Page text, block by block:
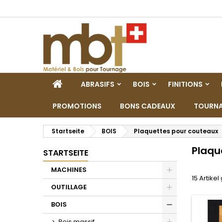
STARTSEITE
ABRASIFS BOIS FINITIONS
PROMOTIONS BONS CADEAUX
Startseite BOIS Plaquettes pour couteaux
STARTSEITE
MACHINES
Toggle
OUTILLAGE
Toggle
BOIS
15